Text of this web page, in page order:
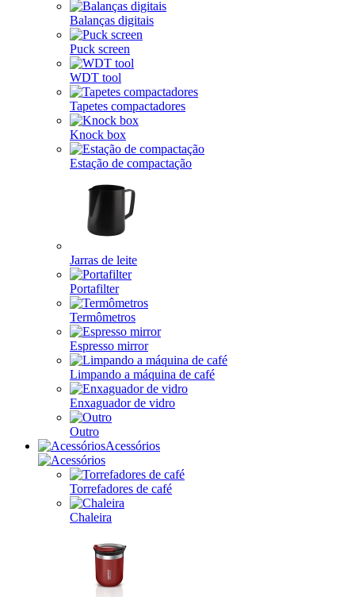
Balanças digitais
Puck screen
WDT tool
Tapetes compactadores
Knock box
Estação de compactação
Jarras de leite
Portafilter
Termômetros
Espresso mirror
Limpando a máquina de café
Enxaguador de vidro
Outro
Acessórios
Torrefadores de café
Chaleira